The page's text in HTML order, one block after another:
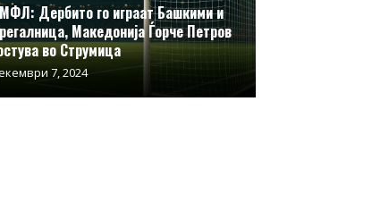
Дербито го играат Башкими и
Македонија Ѓорче Петров
во Струмица
7, 2024